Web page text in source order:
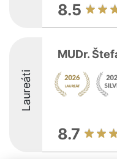
8.5
Laureáti
MUDr.
8.7